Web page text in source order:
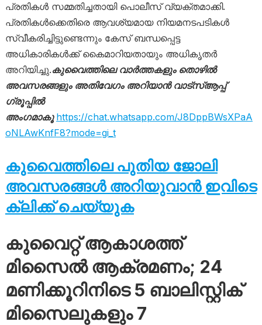
പ്രതികൾ സമ്മതിച്ചതായി പൊലീസ് വ്യക്തമാക്കി.
പ്രതികൾക്കെതിരെ ആവശ്യമായ നിയമനടപടികൾ
സ്വീകരിച്ചിട്ടുണ്ടെന്നും കേസ് ബന്ധപ്പെട്ട
അധികാരികൾക്ക് കൈമാറിയതായും അധികൃതർ
അറിയിച്ചു.കുവൈത്തിലെ വാർത്തകളും തൊഴിൽ
അവസരങ്ങളും അതിവേഗം അറിയാൻ വാട്സ്ആപ്പ്
ഗ്രൂപ്പിൽ
അംഗമാകൂ https://chat.whatsapp.com/J8DppBWsXPaA
oNLAwKnfF8?mode=gi_t
കുവൈത്തിലെ പുതിയ ജോലി
അവസരങ്ങൾ അറിയുവാൻ ഇവിടെ
ക്ലിക്ക് ചെയ്യുക
കുവൈറ്റ് ആകാശത്ത്
മിസൈൽ ആക്രമണം; 24
മണിക്കൂറിനിടെ 5 ബാലിസ്റ്റിക്
മിസൈലുകളും 7